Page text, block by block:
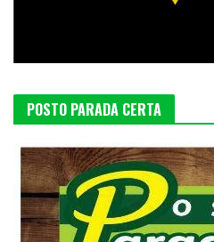
POSTO PARADA CERTA